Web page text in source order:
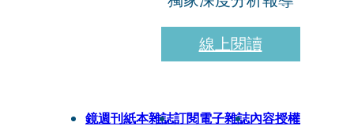
線上閱讀
鏡週刊紙本雜誌訂閱電子雜誌內容授權